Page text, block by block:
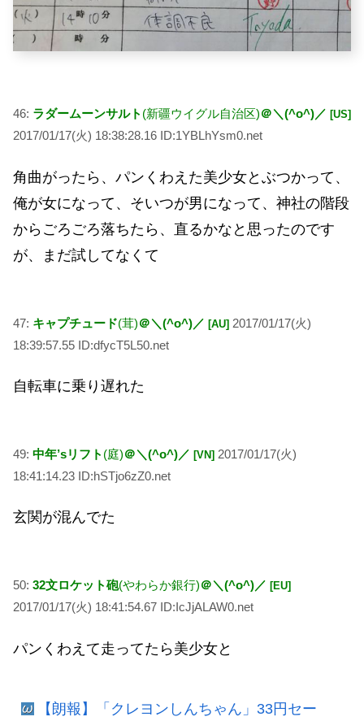
46: ラダームーンサルト (新疆ウイグル自治区)＠＼(^o^)／ [US]
2017/01/17(火) 18:38:28.16 ID:1YBLhYsm0.net
角曲がったら、パンくわえた美少女とぶつかって、
俺が女になって、そいつが男になって、神社の階段
からごろごろ落ちたら、直るかなと思ったのです
が、まだ試してなくて
47: キャプチュード(茸)＠＼(^o^)／ [AU] 2017/01/17(火)
18:39:57.55 ID:dfycT5L50.net
自転車に乗り遅れた
49: 中年’sリフト (庭)＠＼(^o^)／ [VN] 2017/01/17(火)
18:41:14.23 ID:hSTjo6zZ0.net
玄関が混んでた
50: 32文ロケット砲(やわらか銀行)＠＼(^o^)／ [EU]
2017/01/17(火) 18:41:54.67 ID:IcJjALAW0.net
パンくわえて走ってたら美少女と
【朗報】「クレヨンしんちゃん」33円セー